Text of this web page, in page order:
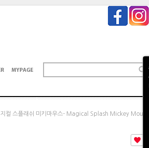
컬 스플래쉬 미키마우스- Magical Splash Mickey Mouse